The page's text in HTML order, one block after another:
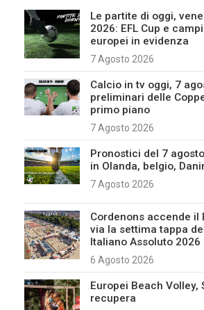
Le partite di oggi,
2026: EFL Cup e
europei in evidenza
7 Agosto 2026
Calcio in tv oggi, 7
preliminari delle
primo piano
7 Agosto 2026
Pronostici del 7
in Olanda, belgio,
7 Agosto 2026
Cordenons accende il
via la settima tappa
Italiano Assoluto 2026
6 Agosto 2026
Europei Beach Volley,
recupera